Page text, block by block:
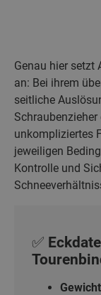
Genau hier setzt
an: Bei ihrem
seitliche
unkompliziertes
jeweiligen
Kontrolle und
✅